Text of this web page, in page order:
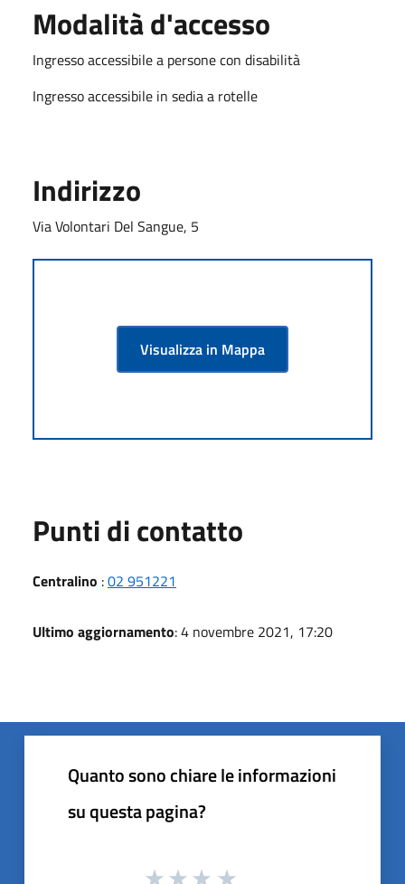
Modalità d'accesso
Ingresso accessibile a persone con disabilità
Ingresso accessibile in sedia a rotelle
Indirizzo
Via Volontari Del Sangue, 5
Visualizza in Mappa
Punti di contatto
Centralino :02 951221
Ultimo aggiornamento: 4 novembre 2021, 17:20
Quanto sono chiare le informazioni
su questa pagina?